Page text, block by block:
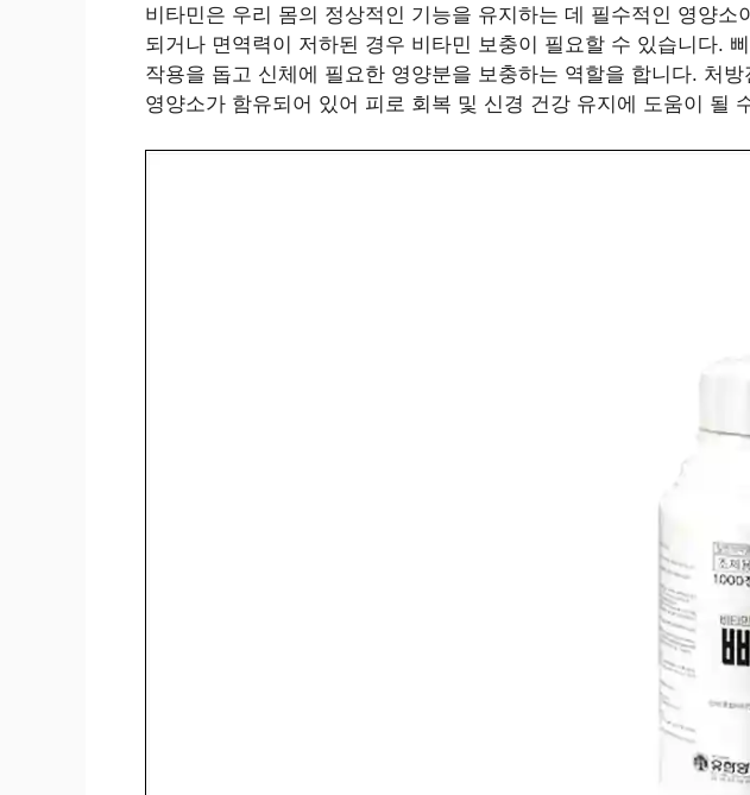
비타민은 우리 몸의 정상적인 기능을 유지하는 데 필수적인 영양
되거나 면역력이 저하된 경우 비타민 보충이 필요할 수 있습니다.
작용을 돕고 신체에 필요한 영양분을 보충하는 역할을 합니다. 처
영양소가 함유되어 있어 피로 회복 및 신경 건강 유지에 도움이 될